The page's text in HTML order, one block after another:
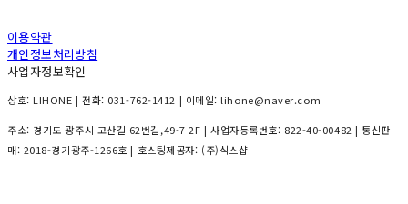
이용약관
개인정보처리방침
사업자정보확인
상호: LIHONE | 전화: 031-762-1412 | 이메일: lihone@naver.com
주소: 경기도 광주시 고산길 62번길,49-7 2F | 사업자등록번호: 822-40-00482 | 통신판
매: 2018-경기광주-1266호 | 호스팅제공자: (주)식스샵